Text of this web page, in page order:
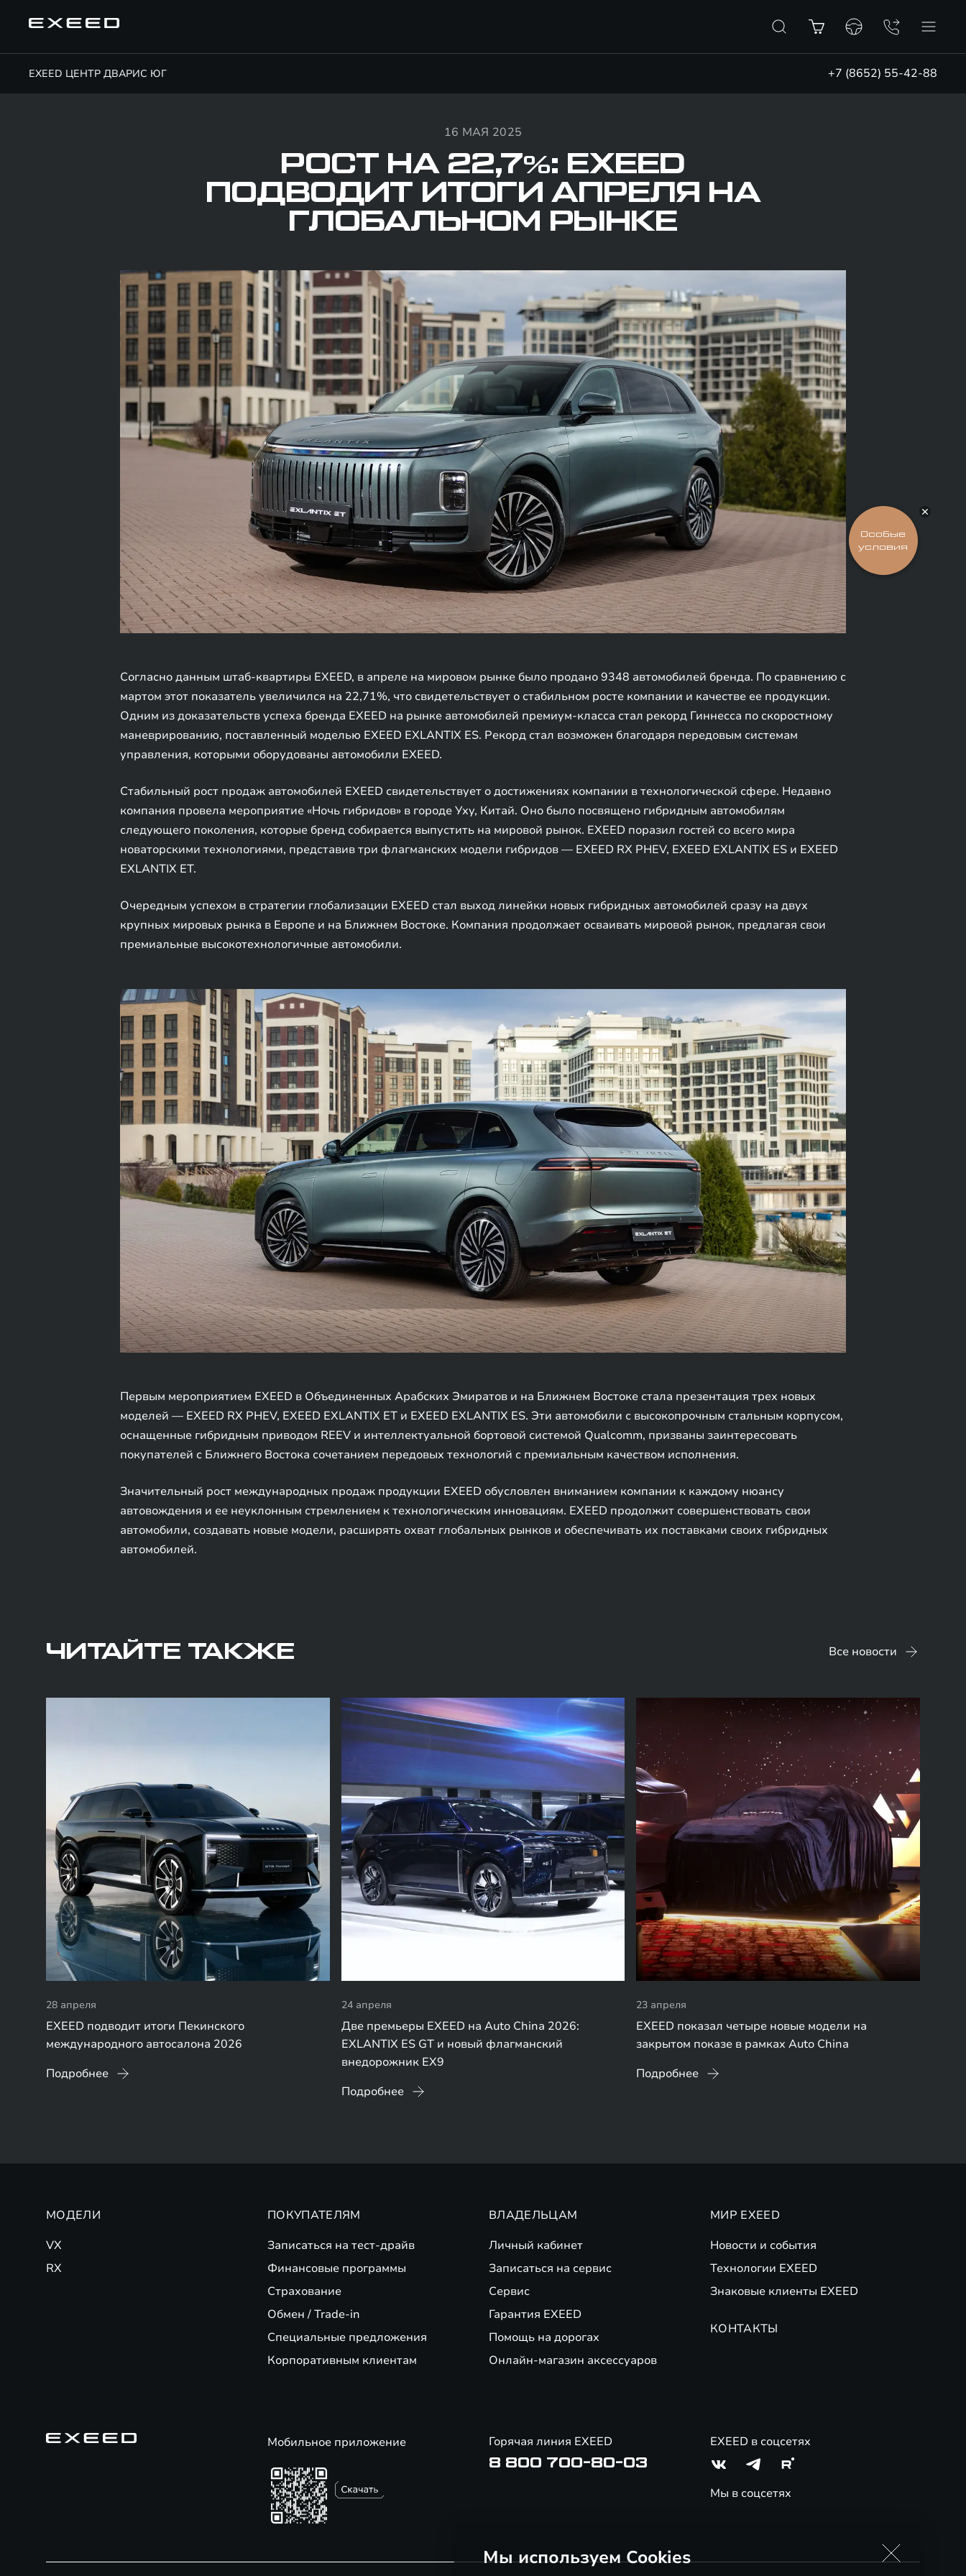
EXEED ЦЕНТР ДВАРИС ЮГ +7 (8652) 55-42-88
16 МАЯ 2025
РОСТ НА 22,7%: EXEED
ПОДВОДИТ ИТОГИ АПРЕЛЯ НА
ГЛОБАЛЬНОМ РЫНКЕ
Согласно данным штаб-квартиры EXEED, в апреле на мировом рынке было продано 9348 автомобилей бренда. По сравнению с
мартом этот показатель увеличился на 22,71%, что свидетельствует о стабильном росте компании и качестве ее продукции.
Одним из доказательств успеха бренда EXEED на рынке автомобилей премиум-класса стал рекорд Гиннесса по скоростному
маневрированию, поставленный моделью EXEED EXLANTIX ES. Рекорд стал возможен благодаря передовым системам
управления, которыми оборудованы автомобили EXEED.
Стабильный рост продаж автомобилей EXEED свидетельствует о достижениях компании в технологической сфере. Недавно
компания провела мероприятие «Ночь гибридов» в городе Уху, Китай. Оно было посвящено гибридным автомобилям
следующего поколения, которые бренд собирается выпустить на мировой рынок. EXEED поразил гостей со всего мира
новаторскими технологиями, представив три флагманских модели гибридов — EXEED RX PHEV, EXEED EXLANTIX ES и EXEED
EXLANTIX ET.
Очередным успехом в стратегии глобализации EXEED стал выход линейки новых гибридных автомобилей сразу на двух
крупных мировых рынка в Европе и на Ближнем Востоке. Компания продолжает осваивать мировой рынок, предлагая свои
премиальные высокотехнологичные автомобили.
Первым мероприятием EXEED в Объединенных Арабских Эмиратов и на Ближнем Востоке стала презентация трех новых
моделей — EXEED RX PHEV, EXEED EXLANTIX ET и EXEED EXLANTIX ES. Эти автомобили с высокопрочным стальным корпусом,
оснащенные гибридным приводом REEV и интеллектуальной бортовой системой Qualcomm, призваны заинтересовать
покупателей с Ближнего Востока сочетанием передовых технологий с премиальным качеством исполнения.
Значительный рост международных продаж продукции EXEED обусловлен вниманием компании к каждому нюансу
автовождения и ее неуклонным стремлением к технологическим инновациям. EXEED продолжит совершенствовать свои
автомобили, создавать новые модели, расширять охват глобальных рынков и обеспечивать их поставками своих гибридных
автомобилей.
ЧИТАЙТЕ ТАКЖЕ Все новости
28 апреля
EXEED подводит итоги Пекинского
международного автосалона 2026
Подробнее
24 апреля
Две премьеры EXEED на Auto China 2026:
EXLANTIX ES GT и новый флагманский
внедорожник EX9
Подробнее
23 апреля
EXEED показал четыре новые модели на
закрытом показе в рамках Auto China
Подробнее
МОДЕЛИ
VX
RX
ПОКУПАТЕЛЯМ
Записаться на тест-драйв
Финансовые программы
Страхование
Обмен / Trade-in
Специальные предложения
Корпоративным клиентам
ВЛАДЕЛЬЦАМ
Личный кабинет
Записаться на сервис
Сервис
Гарантия EXEED
Помощь на дорогах
Онлайн-магазин аксессуаров
МИР EXEED
Новости и события
Технологии EXEED
Знаковые клиенты EXEED
КОНТАКТЫ
Мобильное приложение Горячая линия EXEED
8 800 700-80-03
EXEED в соцсетях
Мы в соцсетях
Мы используем Cookies
Подобрать
EXEED